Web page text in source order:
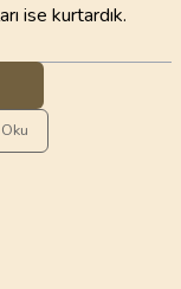
ise kurtardık.